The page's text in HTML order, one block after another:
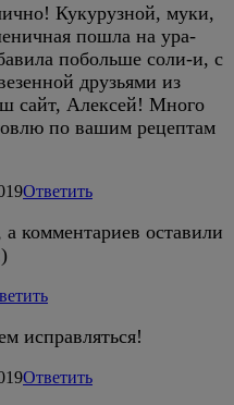
Кукурузной, муки,
пошла на ура-
побольше соли-и, с
друзьями из
сайт, Алексей! Много
по вашим рецептам
Ответить
комментариев оставили
исправляться!
Ответить